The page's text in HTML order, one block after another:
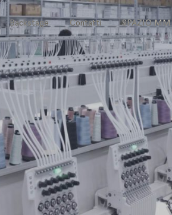
Backstage Contatti SPAZIO MM